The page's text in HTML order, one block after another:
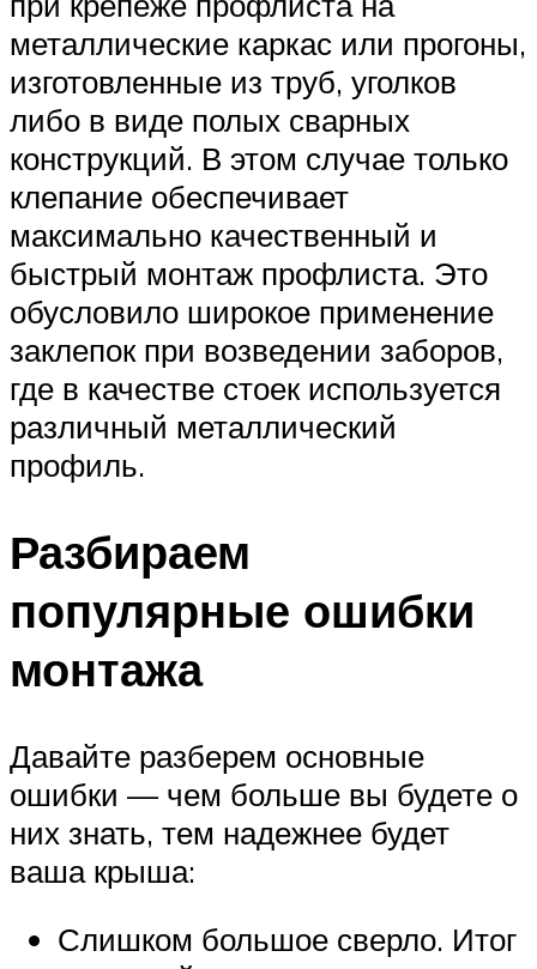
металлические каркас или прогоны,
изготовленные из труб, уголков
либо в виде полых сварных
конструкций. В этом случае только
клепание обеспечивает
максимально качественный и
быстрый монтаж профлиста. Это
обусловило широкое применение
заклепок при возведении заборов,
где в качестве стоек используется
различный металлический
профиль.
Разбираем
популярные ошибки
монтажа
Давайте разберем основные
ошибки — чем больше вы будете о
них знать, тем надежнее будет
ваша крыша:
Слишком большое сверло. Итог